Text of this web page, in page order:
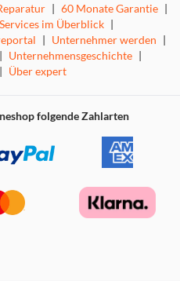
| 60 Monate Garantie |
im Überblick |
| Unternehmer werden |
| Unternehmensgeschichte |
| Über expert
folgende Zahlarten